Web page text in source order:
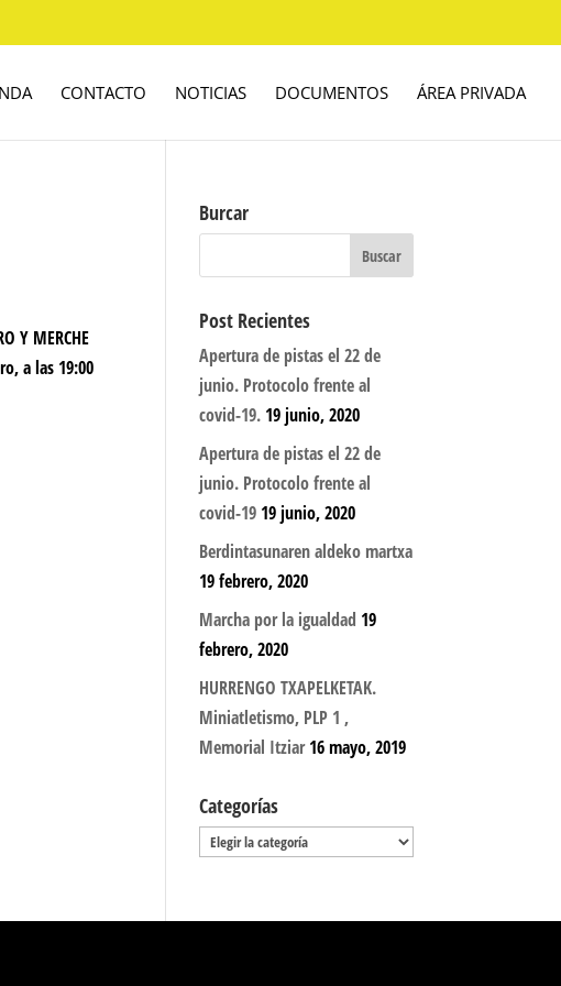
CONTACTO NOTICIAS DOCUMENTOS ÁREA PRIVADA
Y MERCHE
a las 19:00
Burcar
Post Recientes
Apertura de pistas el 22 de
junio. Protocolo frente al
covid-19. 19 junio, 2020
Apertura de pistas el 22 de
junio. Protocolo frente al
covid-19 19 junio, 2020
Berdintasunaren aldeko martxa
19 febrero, 2020
Marcha por la igualdad 19
febrero, 2020
HURRENGO TXAPELKETAK.
Miniatletismo, PLP 1 ,
Memorial Itziar 16 mayo, 2019
Categorías
Categorías